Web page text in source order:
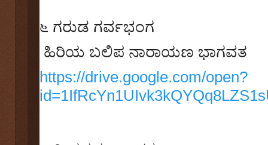
೬ ಗರುಡ ಗರ್ವಭಂಗ
ಹಿರಿಯ ಬಲಿಪ ನಾರಾಯಣ ಭಾಗವತ
https://drive.google.com/open?